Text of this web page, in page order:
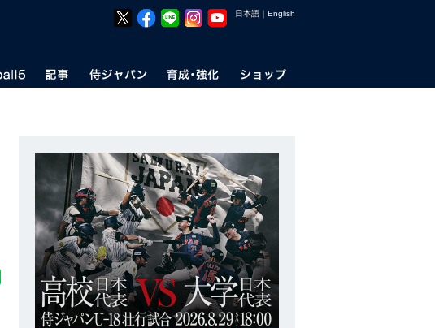
日本語 ｜ English